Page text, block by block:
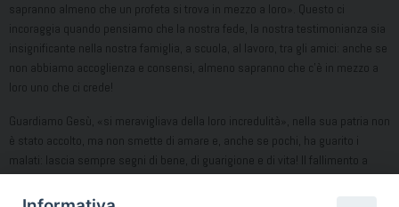
sapranno almeno che un profeta si trova in mezzo a loro». Questo ci
incoraggia quando pensiamo che la nostra fede, la nostra testimonianza sia
insignificante nella nostra famiglia, a scuola, al lavoro, tra gli amici: anche se
non abbiamo accoglienza e consensi, almeno sapranno che c’è in mezzo a
loro uno che ci crede!
Guardiamo Gesù, «si meravigliava della loro incredulità», nella sua patria non
è stato accolto, ma non smette di amare e, anche se pochi, ha guarito i
malati: lascia sempre segni di bene, di guarigione e di vita! Il fallimento a
Nazareth non ferma il suo cammino, va in altri villaggi ad insegnare. Così
anche noi: andiamo sempre avanti sulla via del bene e quando lo